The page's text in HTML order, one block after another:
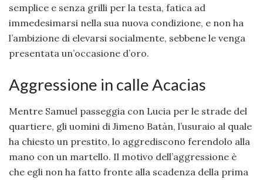
semplice e senza grilli per la testa, fatica ad
immedesimarsi nella sua nuova condizione, e non ha
l’ambizione di elevarsi socialmente, sebbene le venga
presentata un’occasione d’oro.
Aggressione in calle Acacias
Mentre Samuel passeggia con Lucia per le strade del
quartiere, gli uomini di Jimeno Batàn, l’usuraio al quale
ha chiesto un prestito, lo aggrediscono ferendolo alla
mano con un martello. Il motivo dell’aggressione è
che egli non ha fatto fronte alla scadenza della prima